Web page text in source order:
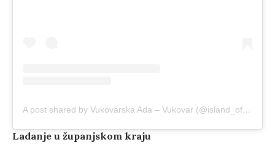
A post shared by Vukovarska Ada – Vukovar (@island_of_vukovar)
Ladanje u županjskom kraju